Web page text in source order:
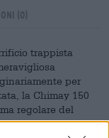
(0)
trappista
per
la Chimay 150
regolare del